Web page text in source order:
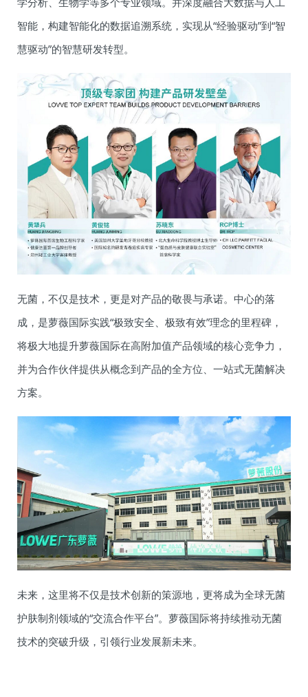
智能，构建智能化的数据追溯系统，实现从“经验驱动”到“智
慧驱动”的智慧研发转型。
无菌，不仅是技术，更是对产品的敬畏与承诺。中心的落
成，是萝薇国际实践“极致安全、极致有效”理念的里程碑，
将极大地提升萝薇国际在高附加值产品领域的核心竞争力，
并为合作伙伴提供从概念到产品的全方位、一站式无菌解决
方案。
未来，这里将不仅是技术创新的策源地，更将成为全球无菌
护肤制剂领域的“交流合作平台”。萝薇国际将持续推动无菌
技术的突破升级，引领行业发展新未来。